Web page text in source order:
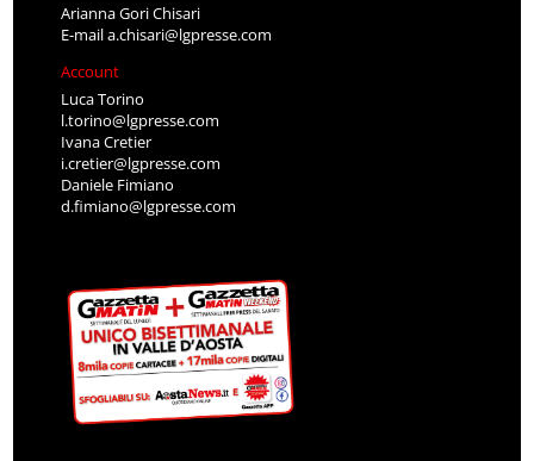
Arianna Gori Chisari
E-maila.chisari@lgpresse.com
Account
Luca Torino
l.torino@lgpresse.com
Ivana Cretier
i.cretier@lgpresse.com
Daniele Fimiano
d.fimiano@lgpresse.com